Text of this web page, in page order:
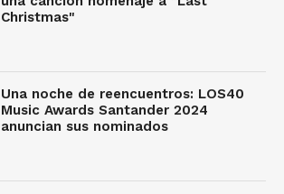
Christmas"
Una noche de reencuentros: LOS40
Music Awards Santander 2024
anuncian sus nominados